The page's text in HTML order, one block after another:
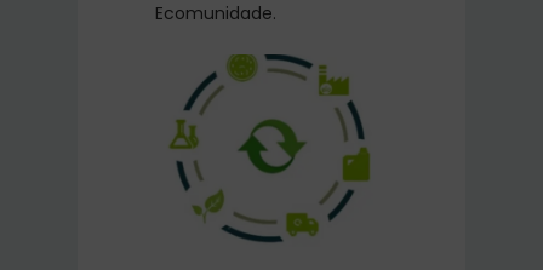
Ecomunidade.